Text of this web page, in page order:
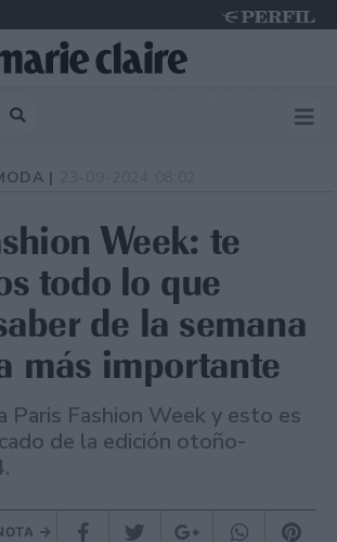
|
Week: te
todo lo que
de la semana
más importante
Paris Fashion Week y esto es
de la edición otoño-